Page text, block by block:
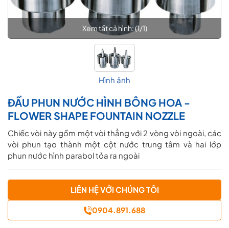
Xem tất cả hình: (1/1)
Hình ảnh
ĐẦU PHUN NƯỚC HÌNH BÔNG HOA -
FLOWER SHAPE FOUNTAIN NOZZLE
Chiếc vòi này gồm một vòi thẳng với 2 vòng vòi ngoài, các
vòi phun tạo thành một cột nước trung tâm và hai lớp
phun nước hình parabol tỏa ra ngoài
LIÊN HỆ VỚI CHÚNG TÔI
0904.891.688